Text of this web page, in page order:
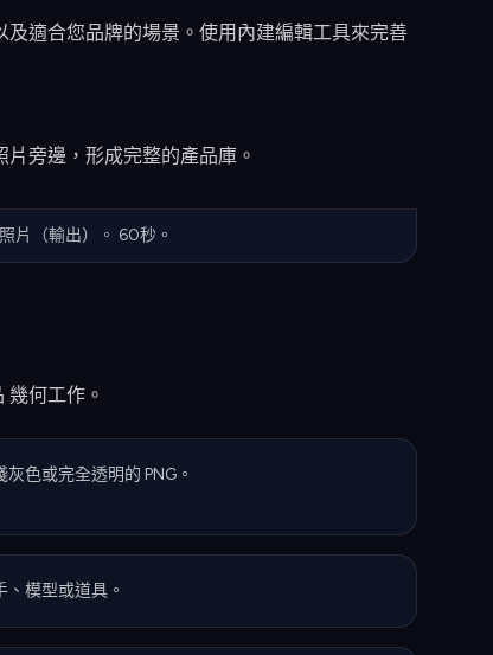
適合您品牌的場景。使用內建編輯工具來完善
旁邊，形成完整的產品庫。
片（輸出）。 60秒。
何工作。
色或完全透明的 PNG。
模型或道具。